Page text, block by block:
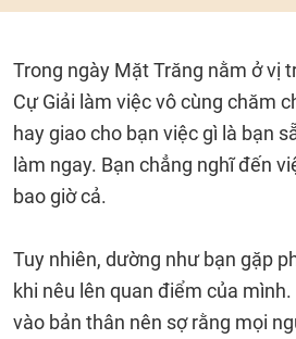
Trong ngày Mặt Trăng nằm ở vị
Cự Giải làm việc vô cùng chăm
hay giao cho bạn việc gì là bạn
làm ngay. Bạn chẳng nghĩ đến
bao giờ cả.
Tuy nhiên, dường như bạn gặp
khi nêu lên quan điểm của
vào bản thân nên sợ rằng mọi